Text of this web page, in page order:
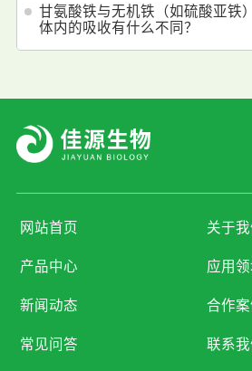
甘氨酸铁与无机铁（如硫酸亚铁
体内的吸收有什么不同？
网站首页 关于我
产品中心 应用
新闻动态 合作案
常见问答 联系我